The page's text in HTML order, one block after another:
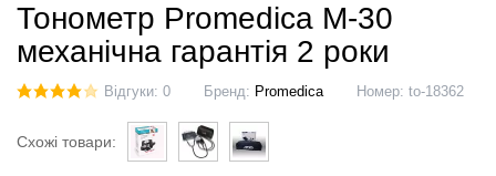
Тонометр Promedica M-30
механічна гарантія 2 роки
Відгуки: 0 Бренд: Promedica Номер: to-18362
Схожі товари: